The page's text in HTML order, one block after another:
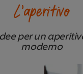
L'aperitivo
per un
moderno